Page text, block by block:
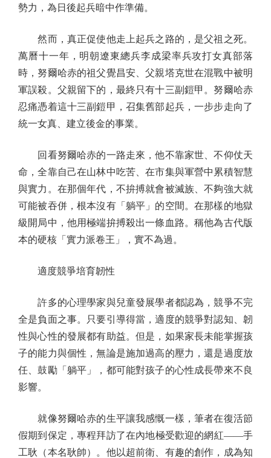
勢力，為日後起兵暗中作準備。
然而，真正促使他走上起兵之路的，是父祖之死。
萬曆十一年，明朝遼東總兵李成梁率兵攻打女真部落
時，努爾哈赤的祖父覺昌安、父親塔克世在混戰中被明
軍誤殺。父親留下的，最終只有十三副鎧甲。努爾哈赤
忍痛憑着這十三副鎧甲，召集舊部起兵，一步步走向了
統一女真、建立後金的事業。
回看努爾哈赤的一路走來，他不靠家世、不仰仗天
命，全靠自己在山林中吃苦、在市集與軍營中累積智慧
與實力。在那個年代，不拚搏就會被滅族、不夠強大就
可能被吞併，根本沒有「躺平」的空間。在那樣的地獄
級開局中，他用極端拚搏殺出一條血路。稱他為古代版
本的硬核「實力派卷王」，實不為過。
適度競爭培育韌性
許多的心理學家與兒童發展學者都認為，競爭不完
全是負面之事。只要引導得當，適度的競爭對認知、韌
性與心性的發展都有助益。但是，如果家長未能掌握孩
子的能力與個性，無論是施加過高的壓力，還是過度放
任、鼓勵「躺平」，都可能對孩子的心性成長帶來不良
影響。
就像努爾哈赤的生平讓我感慨一樣，筆者在復活節
假期到保定，專程拜訪了在內地極受歡迎的網紅——手
工耿（本名耿帥）。他以超前衛、有趣的創作，成為知